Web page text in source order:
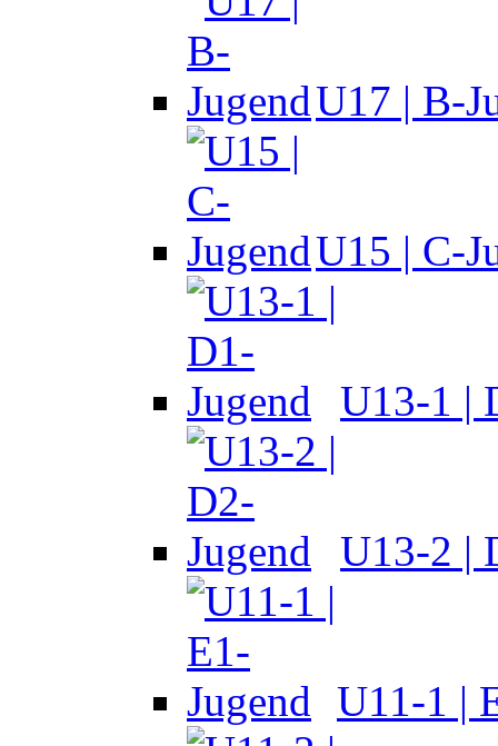
U17 | B-
U15 | C-
U13-1 |
U13-2 |
U11-1 |